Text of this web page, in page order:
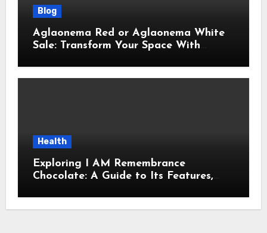
Blog
Aglaonema Red or Aglaonema White
Sale: Transform Your Space With
Health
Exploring I AM Remembrance
Chocolate: A Guide to Its Features,